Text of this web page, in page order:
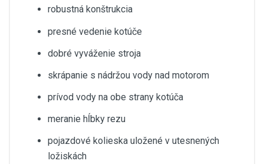
robustná konštrukcia
presné vedenie kotúče
dobré vyváženie stroja
skrápanie s nádržou vody nad motorom
prívod vody na obe strany kotúča
meranie hĺbky rezu
pojazdové kolieska uložené v utesnených
ložiskách